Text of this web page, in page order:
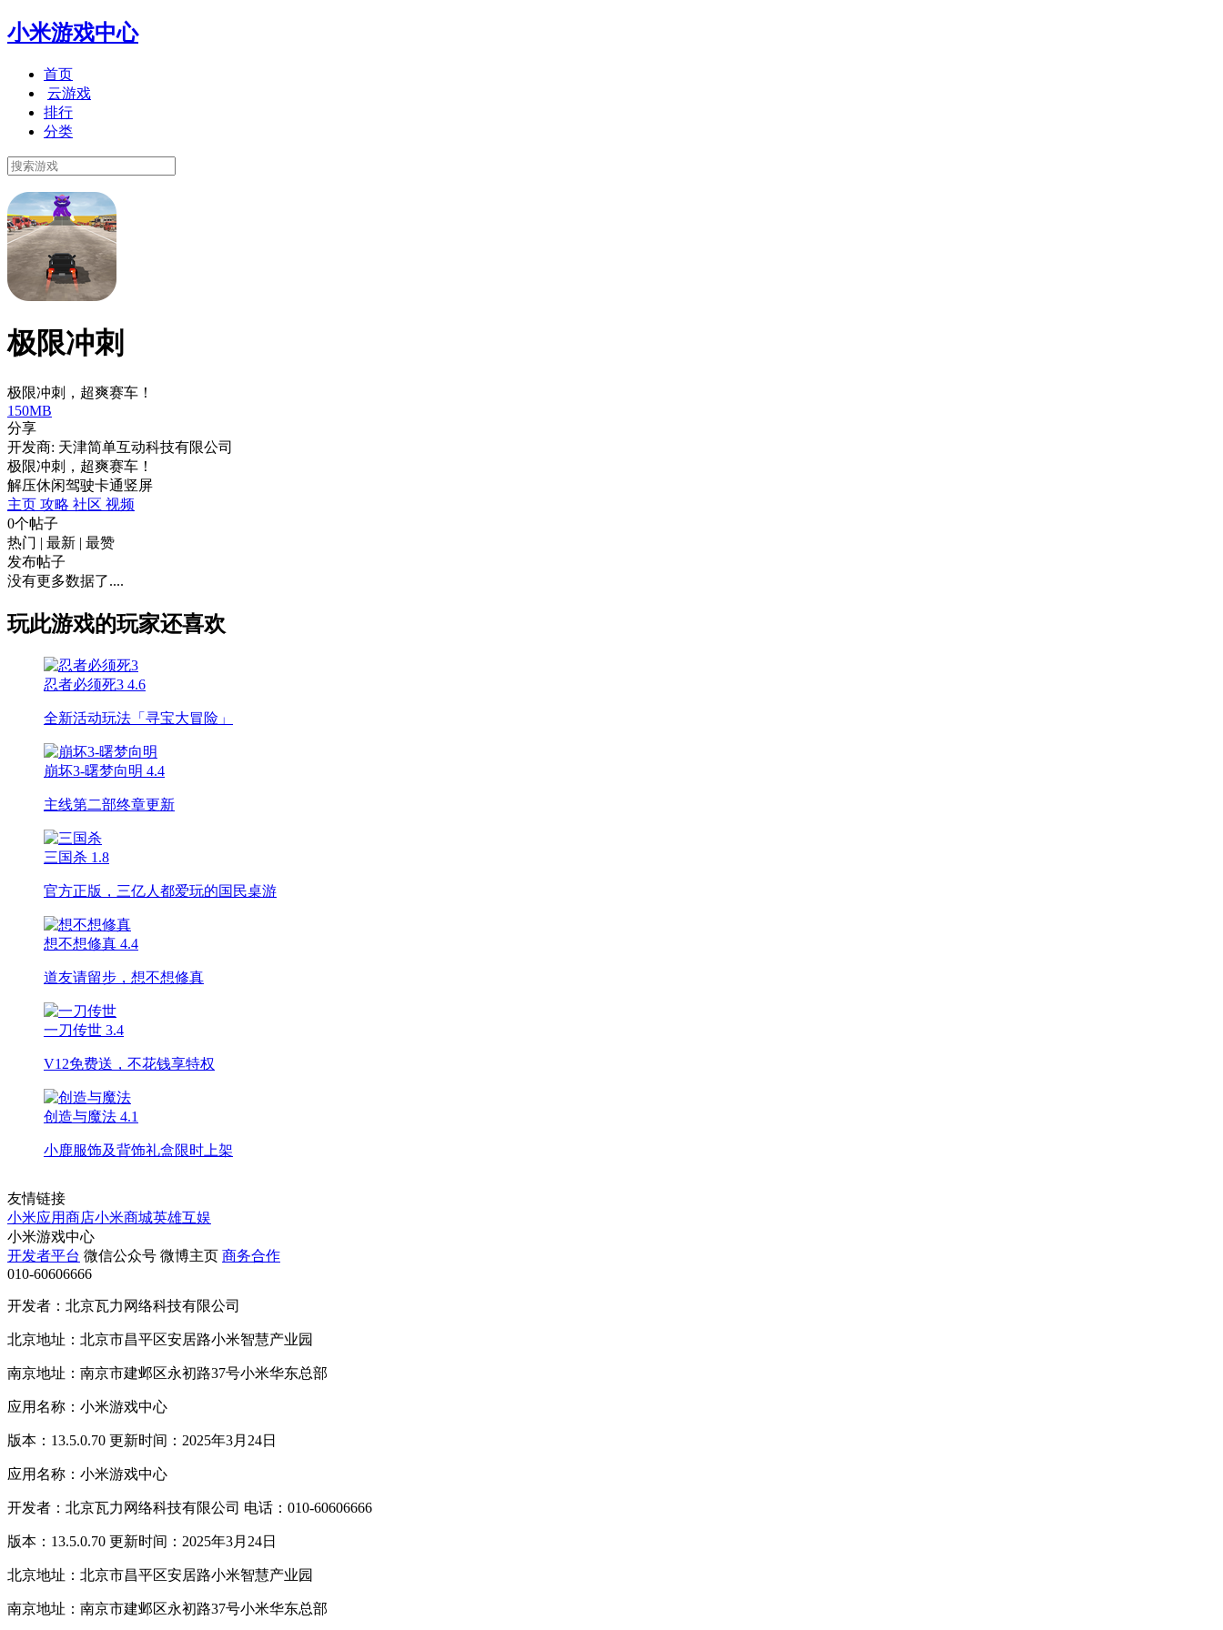
小米游戏中心
首页
云游戏
排行
分类
极限冲刺
极限冲刺，超爽赛车！
150MB
分享
开发商: 天津简单互动科技有限公司
极限冲刺，超爽赛车！
解压休闲驾驶卡通竖屏
主页 攻略 社区 视频
0个帖子
热门 | 最新 | 最赞
发布帖子
没有更多数据了....
玩此游戏的玩家还喜欢
忍者必须死3 4.6
全新活动玩法「寻宝大冒险」
崩坏3-曙梦向明 4.4
主线第二部终章更新
三国杀 1.8
官方正版，三亿人都爱玩的国民桌游
想不想修真 4.4
道友请留步，想不想修真
一刀传世 3.4
V12免费送，不花钱享特权
创造与魔法 4.1
小鹿服饰及背饰礼盒限时上架
友情链接
小米应用商店小米商城英雄互娱
小米游戏中心
开发者平台 微信公众号 微博主页 商务合作
010-60606666
开发者：北京瓦力网络科技有限公司
北京地址：北京市昌平区安居路小米智慧产业园
南京地址：南京市建邺区永初路37号小米华东总部
应用名称：小米游戏中心
版本：13.5.0.70 更新时间：2025年3月24日
应用名称：小米游戏中心
开发者：北京瓦力网络科技有限公司 电话：010-60606666
版本：13.5.0.70 更新时间：2025年3月24日
北京地址：北京市昌平区安居路小米智慧产业园
南京地址：南京市建邺区永初路37号小米华东总部